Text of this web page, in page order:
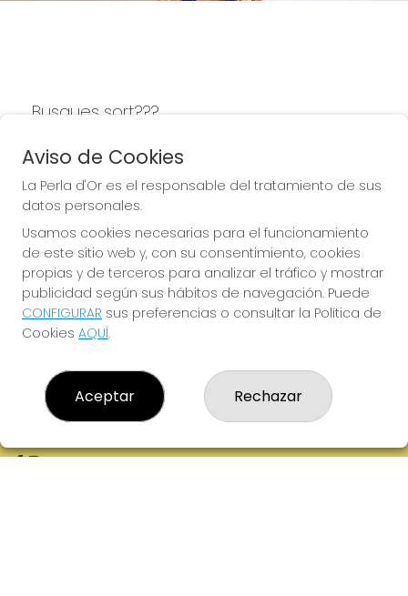
Busques sort???
LA PERLA D'OR
LA PERLA D'OR
¿Quiénes somos?
Comprar lotería
Resultados
Contacto
Empresas
Registro
Aviso de Cookies
La Perla d'Or es el responsable del tratamiento de sus
datos personales.
Usamos cookies necesarias para el funcionamiento
de este sitio web y, con su consentimiento, cookies
propias y de terceros para analizar el tráfico y mostrar
publicidad según sus hábitos de navegación. Puede
CONFIGURAR sus preferencias o consultar la Política de
Cookies AQUÍ.
Aceptar Rechazar